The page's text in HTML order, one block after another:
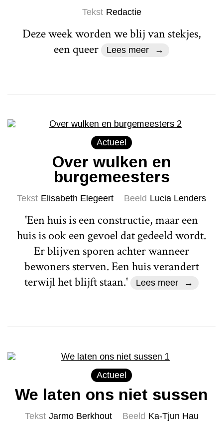
Tekst Redactie
Deze week worden we blij van stekjes,
een queer
Lees meer
Actueel
Over wulken en
burgemeesters
Tekst Elisabeth Elegeert Beeld Lucia Lenders
'Een huis is een constructie, maar een
huis is ook een gevoel dat gedeeld wordt.
Er blijven sporen achter wanneer
bewoners sterven. Een huis verandert
terwijl het blijft staan.'
Lees meer
Actueel
We laten ons niet sussen
Tekst Jarmo Berkhout Beeld Ka-Tjun Hau